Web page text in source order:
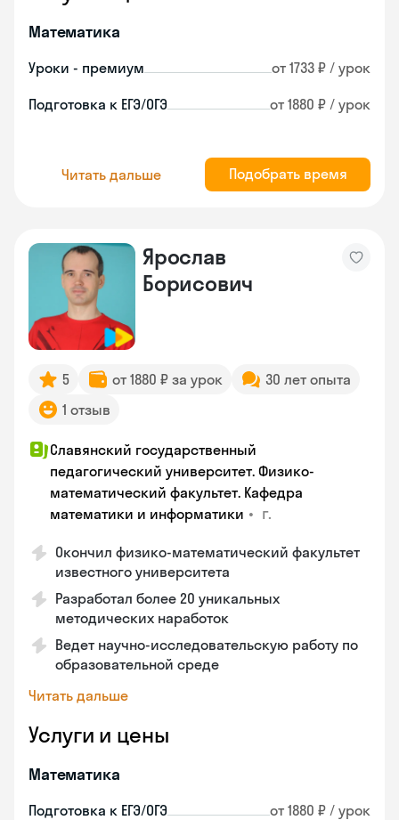
Математика
Уроки - премиум от 1733 ₽ / урок
Подготовка к ЕГЭ/ОГЭ от 1880 ₽ / урок
Читать дальше Подобрать время
Ярослав
Борисович
5 от 1880 ₽ за урок
30 лет опыта
1 отзыв
Славянский государственный
педагогический университет. Физико-
математический факультет. Кафедра
математики и информатики • г.
Окончил физико-математический факультет
известного университета
Разработал более 20 уникальных
методических наработок
Ведет научно-исследовательскую работу по
образовательной среде
Читать дальше
Услуги и цены
Математика
Подготовка к ЕГЭ/ОГЭ от 1880 ₽ / урок